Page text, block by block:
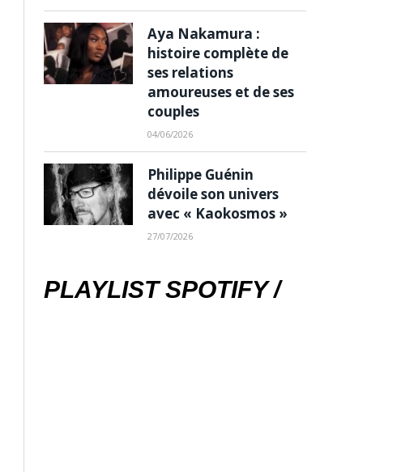
Aya Nakamura :
histoire complète de
ses relations
amoureuses et de ses
couples
04/06/2026
Philippe Guénin
dévoile son univers
avec « Kaokosmos »
27/07/2026
PLAYLIST SPOTIFY /